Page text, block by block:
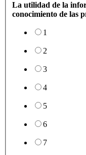
La utilidad de la
conocimiento de las
1
2
3
4
5
6
7